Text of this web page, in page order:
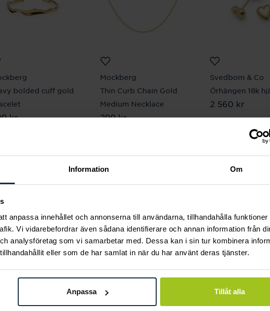
Information Om
anpassa innehållet och annonserna till användarna, tillhandahålla funktioner
Vi vidarebefordrar även sådana identifierare och annan information från
analysföretag som vi samarbetar med. Dessa kan i sin tur kombinera
eller som de har samlat in när du har använt deras tjänster.
Anpassa Tillåt alla
bolded cuff gold
:899 kr
kr
Mockberg
Thin Curb Chain Gold
Medium Necklace
Pris:299 kr
299 kr
Svedbom & Co
Örhängen 18k
Pris:2 560 kr
2 560 kr
Andra köpte också